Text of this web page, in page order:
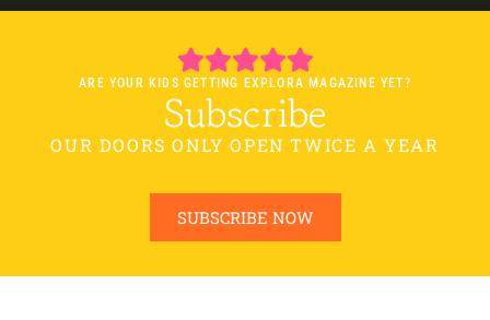
ARE YOUR KIDS GETTING EXPLORA MAGAZINE YET?
Subscribe
OUR DOORS ONLY OPEN TWICE A YEAR
SUBSCRIBE NOW